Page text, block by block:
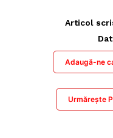
Articol
Adaugă-ne
Urmărește